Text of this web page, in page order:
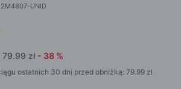
UNID
79.99 zł - 38 %
ostatnich 30 dni przed obniżką: 79.99 zł